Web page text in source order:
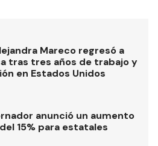
Mareco regresó a
tras tres años de trabajo y
en Estados Unidos
anunció un aumento
15% para estatales